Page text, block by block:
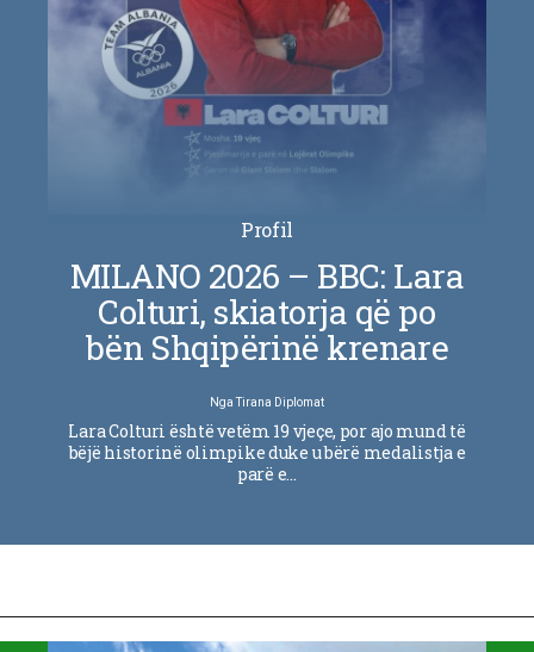
Profil
MILANO 2026 – BBC: Lara
Colturi, skiatorja që po
bën Shqipërinë krenare
NgaTirana Diplomat
Lara Colturi është vetëm 19 vjeçe, por ajo mund të
bëjë historinë olimpike duke u bërë medalistja e
parë e…